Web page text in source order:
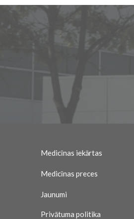
Medicīnas iekārtas
Medicīnas preces
Jaunumi
Privātuma politika